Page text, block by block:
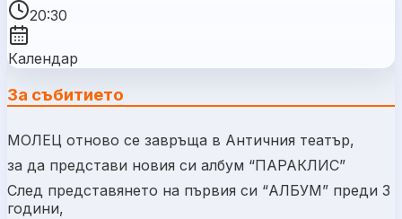
20:30
Календар
За събитието
МОЛЕЦ отново се завръща в Античния театър,
за да представи новия си албум “ПАРАКЛИС”
След представянето на първия си “АЛБУМ” преди 3
години,